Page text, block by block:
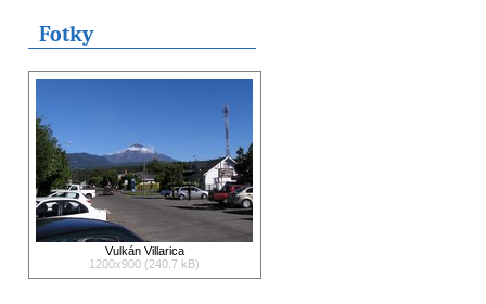
Fotky
Vulkán Villarica
1200x900 (240.7 kB)